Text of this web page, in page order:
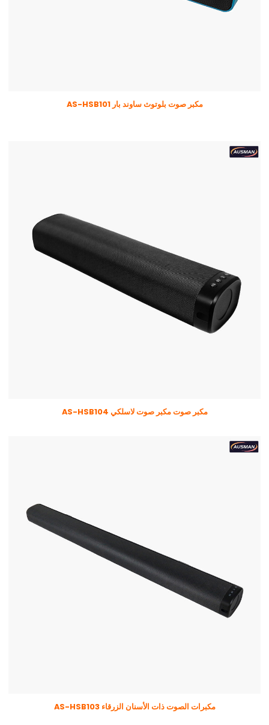
مكبر صوت بلوتوث ساوند بار AS-HSB101
مكبر صوت مكبر صوت لاسلكي AS-HSB104
مكبرات الصوت ذات الأسنان الزرقاء AS-HSB103